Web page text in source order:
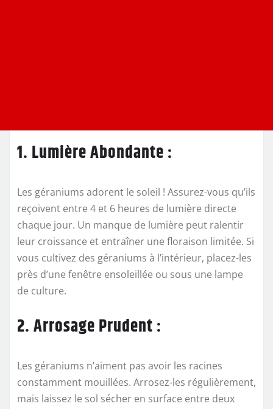
1. Lumière Abondante :
Les géraniums adorent le soleil ! Assurez-vous qu’ils
reçoivent entre 4 et 6 heures de lumière directe
chaque jour. Un manque de lumière peut ralentir
leur croissance et entraîner une floraison limitée. Si
vous cultivez des géraniums à l’intérieur, placez-les
près d’une fenêtre ensoleillée ou sous une lampe
de culture.
2. Arrosage Prudent :
Les géraniums n’aiment pas avoir les racines
constamment mouillées. Arrosez-les régulièrement,
mais laissez le sol sécher en surface entre deux